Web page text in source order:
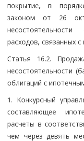
покрытие, в
законом от 26
расходов, связанных
Статья 16.2.
несостоятельности
облигаций с
1. Конкурсный
составляющее
расчеты в
чем через девять